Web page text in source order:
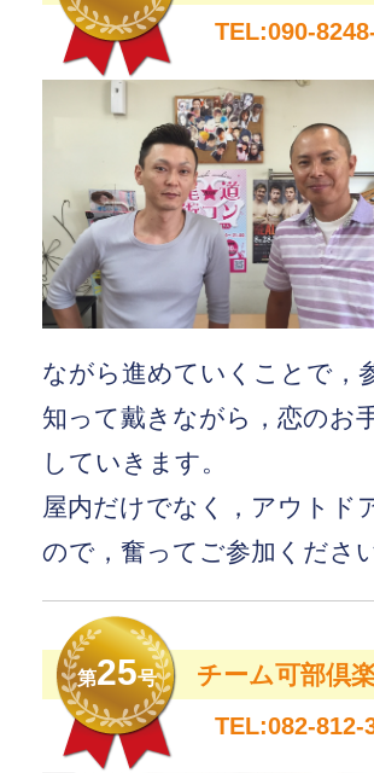
TEL:090-
ながら進めていくことで，
知って戴きながら，恋のお
していきます。
屋内だけでなく，アウトド
ので，奮ってご参加ください
第25号 チーム可部倶
TEL:082-812-